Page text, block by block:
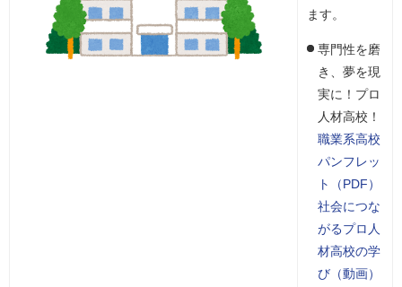
ます。
専門性を磨
き、夢を現
実に！プロ
人材高校！
職業系高校
パンフレッ
ト（PDF）
社会につな
がるプロ人
材高校の学
び（動画）